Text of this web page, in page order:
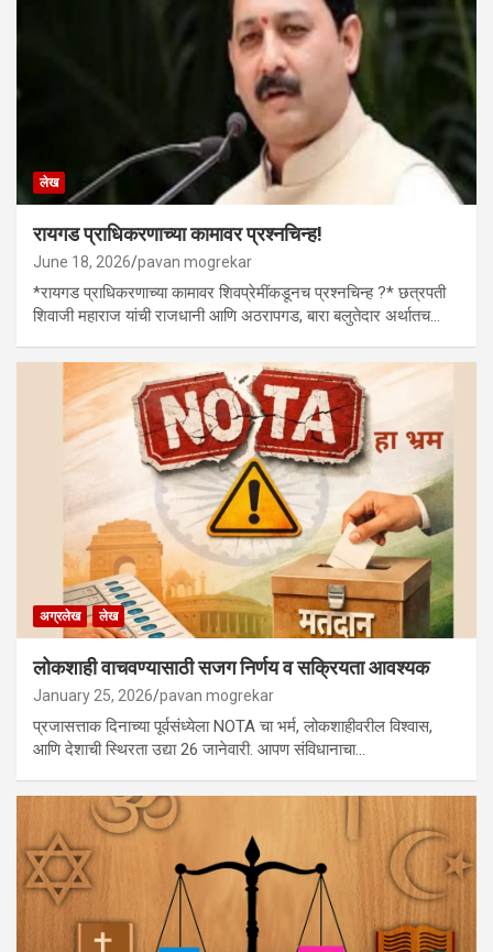
लेख
रायगड प्राधिकरणाच्या कामावर प्रश्नचिन्ह!
June 18, 2026 pavan mogrekar
*रायगड प्राधिकरणाच्या कामावर शिवप्रेमींकडूनच प्रश्नचिन्ह ?* छत्रपती
शिवाजी महाराज यांची राजधानी आणि अठरापगड, बारा बलुतेदार अर्थातच…
अग्रलेख लेख
लोकशाही वाचवण्यासाठी सजग निर्णय व सक्रियता आवश्यक
January 25, 2026 pavan mogrekar
प्रजासत्ताक दिनाच्या पूर्वसंध्येला NOTA चा भर्म, लोकशाहीवरील विश्वास,
आणि देशाची स्थिरता उद्या 26 जानेवारी. आपण संविधानाचा…